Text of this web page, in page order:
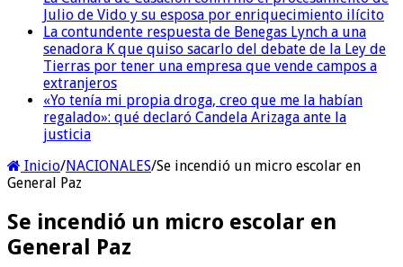
Julio de Vido y su esposa por enriquecimiento ilícito
La contundente respuesta de Benegas Lynch a una
senadora K que quiso sacarlo del debate de la Ley de
Tierras por tener una empresa que vende campos a
extranjeros
«Yo tenía mi propia droga, creo que me la habían
regalado»: qué declaró Candela Arizaga ante la
justicia
Inicio/NACIONALES/Se incendió un micro escolar en
General Paz
Se incendió un micro escolar en
General Paz